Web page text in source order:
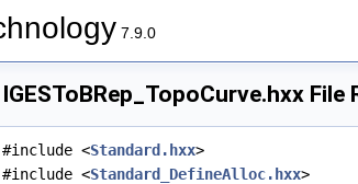
7.9.0
IGESToBRep_TopoCurve.hxx File
#include <Standard.hxx>
#include <Standard_DefineAlloc.hxx>